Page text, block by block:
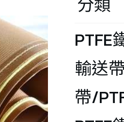
エアダクト
（-70℃/+30
0℃）
LT-427 アル
温伸縮エア
ダクト
(-30℃ /
+80℃)
PTFE
輸送
帶/